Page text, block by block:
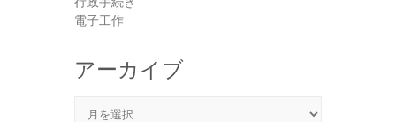
電子工作
アーカイブ